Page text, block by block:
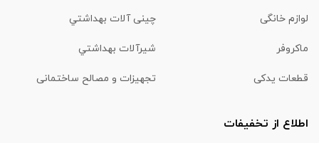
لوازم خانگی چینی آلات بهداشتي
ماكروفر شیرآلات بهداشتي
قطعات یدکی تجهیزات و مصالح ساختمانی
اطلاع از تخفیفات